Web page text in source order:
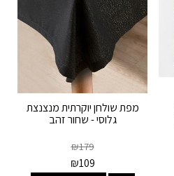
מפת שולחן יוקרתית מנצנצת
גלוסי - שחור זהב
₪179
₪109